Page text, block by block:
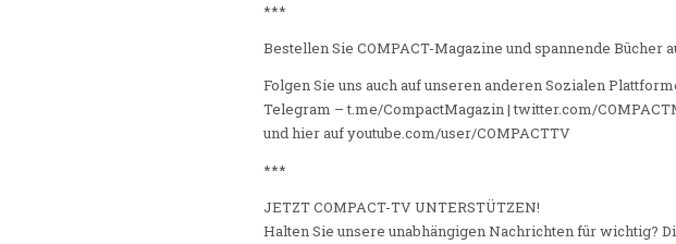
***
Bestellen Sie COMPACT-Magazine und spannende Bücher
Folgen Sie uns auch auf unseren anderen Sozialen
Telegram – t.me/CompactMagazin | twitter.com/
und hier auf youtube.com/user/COMPACTTV
***
JETZT COMPACT-TV UNTERSTÜTZEN!
Halten Sie unsere unabhängigen Nachrichten für wichtig?